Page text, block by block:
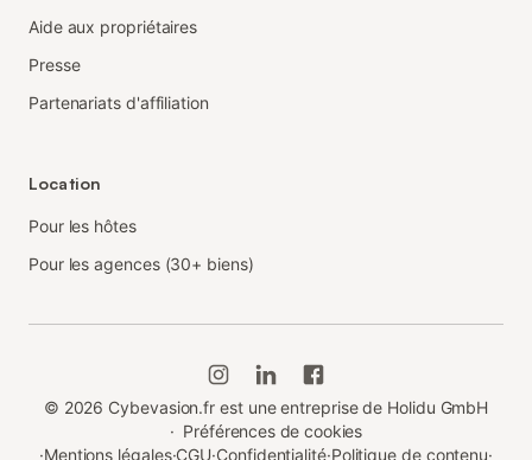
Aide aux propriétaires
Presse
Partenariats d'affiliation
Location
Pour les hôtes
Pour les agences (30+ biens)
© 2026 Cybevasion.fr est une entreprise de Holidu GmbH
· Préférences de cookies
·Mentions légales·CGU·Confidentialité·Politique de contenu·